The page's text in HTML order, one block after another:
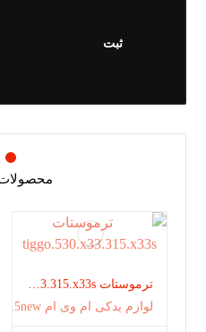
لوازم یدکی ام وی ام 315new